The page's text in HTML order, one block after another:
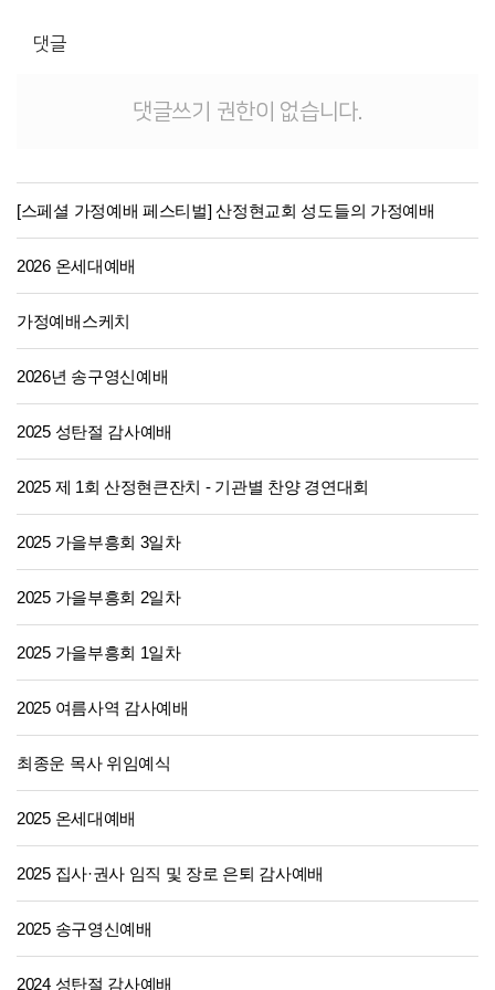
댓글
댓글쓰기 권한이 없습니다.
[스페셜 가정예배 페스티벌] 산정현교회 성도들의 가정예배
2026 온세대예배
가정예배스케치
2026년 송구영신예배
2025 성탄절 감사예배
2025 제 1회 산정현큰잔치 - 기관별 찬양 경연대회
2025 가을부흥회 3일차
2025 가을부흥회 2일차
2025 가을부흥회 1일차
2025 여름사역 감사예배
최종운 목사 위임예식
2025 온세대예배
2025 집사·권사 임직 및 장로 은퇴 감사예배
2025 송구영신예배
2024 성탄절 감사예배